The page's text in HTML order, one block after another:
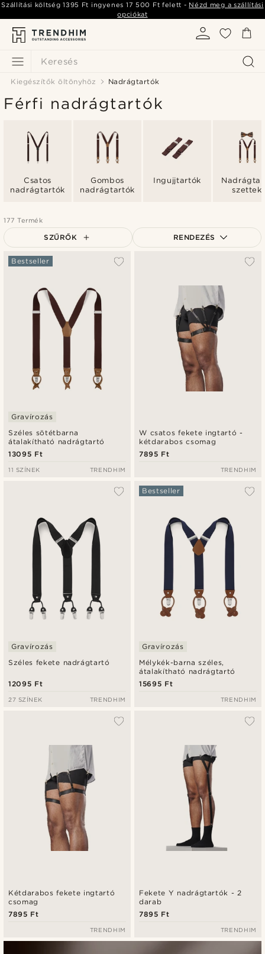
Keresés
Szállítási költség1395 Ft ingyenes 17 500 Ft felett - Nézd meg a szállítási
opciókat
Kiegészítők öltönyhöz Nadrágtartók
Férfi nadrágtartók
Csatos
nadrágtartók
Gombos
nadrágtartók
Ingujjtartók
szettek
177 Termék
SZŰRŐK RENDEZÉS
Legalacsonyabb ár
Legmagasabb ár
Széles sötétbarna
átalakítható nadrágtartó
Bestseller
Gravírozás
13095 Ft
11 SZÍNEK TRENDHIM
W csatos fekete ingtartó -
kétdarabos csomag
7895 Ft
TRENDHIM
Széles fekete nadrágtartó
Gravírozás
12095 Ft
27 SZÍNEK TRENDHIM
Mélykék-barna széles,
átalakítható nadrágtartó
Bestseller
Gravírozás
15695 Ft
TRENDHIM
Kétdarabos fekete ingtartó
csomag
7895 Ft
TRENDHIM
Fekete Y nadrágtartók - 2
darab
7895 Ft
TRENDHIM